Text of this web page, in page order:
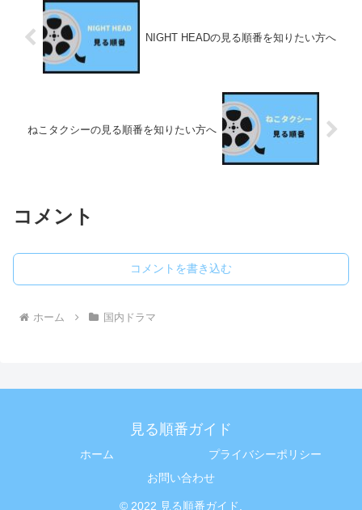
NIGHT HEADの見る順番を知りたい方へ
ねこタクシーの見る順番を知りたい方へ
コメント
コメントを書き込む
ホーム 国内ドラマ
見る順番ガイド
ホーム
プライバシーポリシー
お問い合わせ
© 2022 見る順番ガイド.